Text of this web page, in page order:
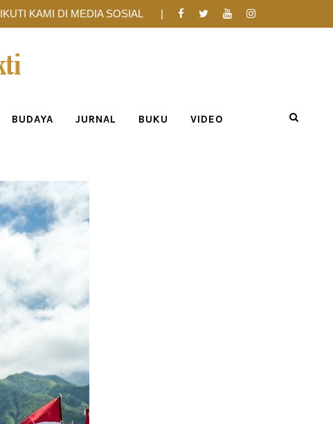
IKUTI KAMI DI MEDIA SOSIAL
BUDAYA JURNAL BUKU VIDEO